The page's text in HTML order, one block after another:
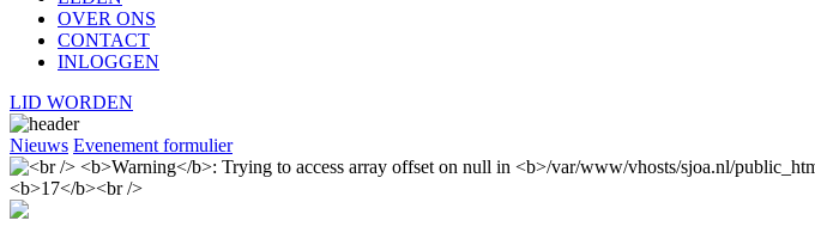
OVER ONS
CONTACT
INLOGGEN
LID WORDEN
Nieuws Evenement formulier